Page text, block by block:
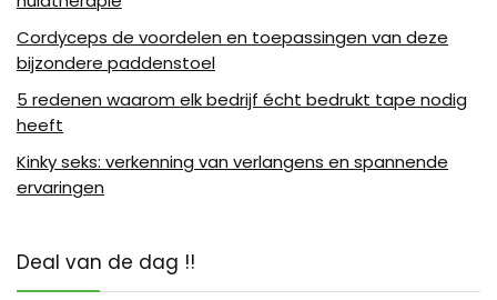
Cordyceps de voordelen en toepassingen van deze
bijzondere paddenstoel
5 redenen waarom elk bedrijf écht bedrukt tape nodig
heeft
Kinky seks: verkenning van verlangens en spannende
ervaringen
Deal van de dag !!